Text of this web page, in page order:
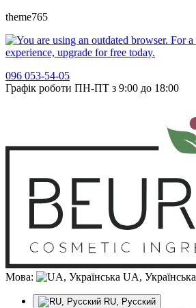
theme765
096 053-54-05
Графік роботи ПН-ПТ з 9:00 до 18:00
Мова: UA, Українська
RU, Русский